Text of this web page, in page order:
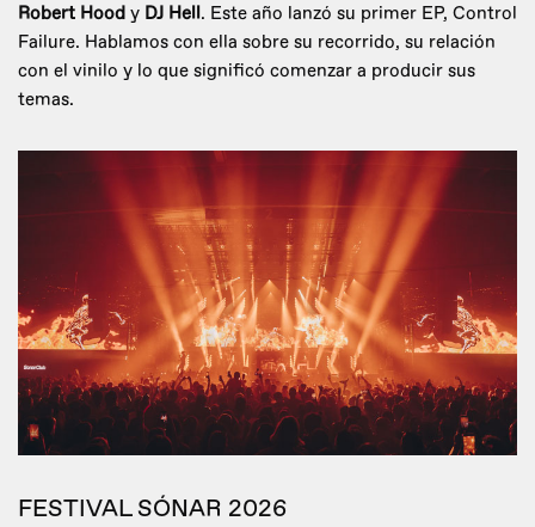
Robert Hood y DJ Hell. Este año lanzó su primer EP, Control
Failure. Hablamos con ella sobre su recorrido, su relación
con el vinilo y lo que significó comenzar a producir sus
temas.
FESTIVAL SÓNAR 2026